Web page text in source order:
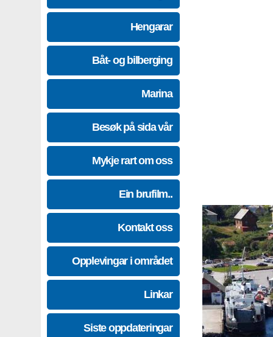
Hengarar
Båt- og bilberging
Marina
Besøk på sida vår
Mykje rart om oss
Ein brufilm..
Kontakt oss
Opplevingar i området
Linkar
Siste oppdateringar